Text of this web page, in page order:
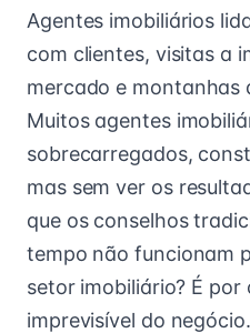
Agentes imobiliários
com clientes, visitas a
mercado e montanhas
Muitos agentes
sobrecarregados,
mas sem ver os
que os conselhos
tempo não funcionam
setor imobiliário? É
imprevisível do negócio.